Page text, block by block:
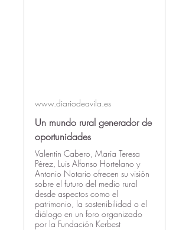
www.diariodeavila.es
Un mundo rural generador de
oportunidades
Valentín Cabero, María Teresa
Pérez, Luis Alfonso Hortelano y
Antonio Notario ofrecen su visión
sobre el futuro del medio rural
desde aspectos como el
patrimonio, la sostenibilidad o el
diálogo en un foro organizado
por la Fundación Kerbest